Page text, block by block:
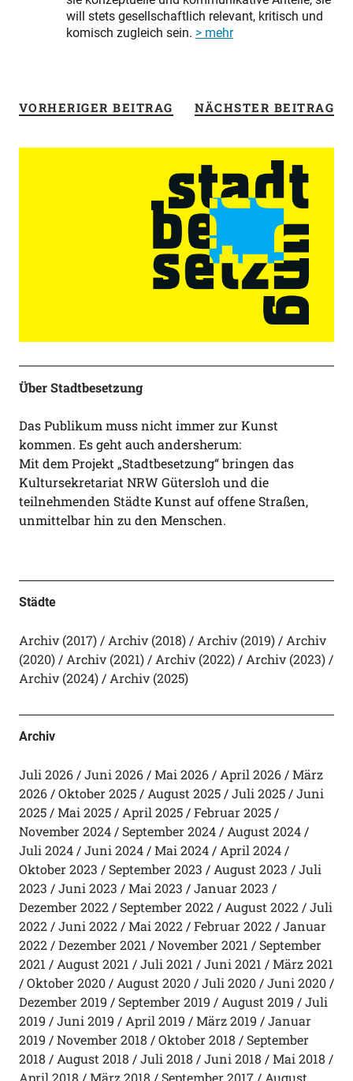
will stets gesellschaftlich relevant, kritisch und
komisch zugleich sein. > mehr
VORHERIGER BEITRAG NÄCHSTER BEITRAG
Über Stadtbesetzung
Das Publikum muss nicht immer zur Kunst
kommen. Es geht auch andersherum:
Mit dem Projekt „Stadtbesetzung“ bringen das
Kultursekretariat NRW Gütersloh und die
teilnehmenden Städte Kunst auf offene Straßen,
unmittelbar hin zu den Menschen.
Städte
Archiv (2017) Archiv (2018) Archiv (2019)
Archiv
(2020)
Archiv (2021) Archiv (2022)
Archiv (2023)
Archiv (2024)
Archiv (2025)
Archiv
Juli 2026 Juni 2026 Mai 2026 April 2026
März
2026
Oktober 2025 August 2025 Juli 2025
Juni
2025
Mai 2025 April 2025
Februar 2025
November 2024
September 2024
August 2024
Juli 2024
Juni 2024 Mai 2024
April 2024
Oktober 2023
September 2023 August 2023
Juli
2023
Juni 2023 Mai 2023
Januar 2023
Dezember 2022
September 2022 August 2022
Juli
2022
Juni 2022 Mai 2022 Februar 2022
Januar
2022
Dezember 2021 November 2021
September
2021
August 2021 Juli 2021 Juni 2021
März 2021
Oktober 2020
August 2020 Juli 2020
Juni 2020
Dezember 2019
September 2019 August 2019
Juli
2019
Juni 2019 April 2019 März 2019
Januar
2019
November 2018 Oktober 2018
September
2018
August 2018 Juli 2018 Juni 2018
Mai 2018
April 2018
März 2018 September 2017
August